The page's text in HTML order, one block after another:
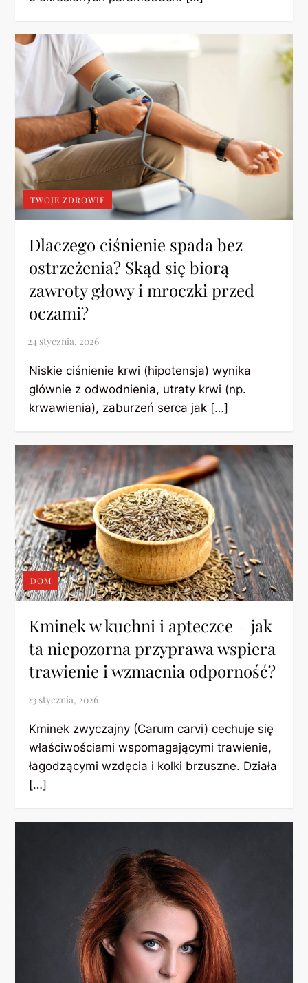
TWOJE ZDROWIE
Dlaczego ciśnienie spada bez
ostrzeżenia? Skąd się biorą
zawroty głowy i mroczki przed
oczami?
Niskie ciśnienie krwi (hipotensja) wynika
głównie z odwodnienia, utraty krwi (np.
krwawienia), zaburzeń serca jak […]
DOM
Kminek w kuchni i apteczce – jak
ta niepozorna przyprawa wspiera
trawienie i wzmacnia odporność?
Kminek zwyczajny (Carum carvi) cechuje się
właściwościami wspomagającymi trawienie,
łagodzącymi wzdęcia i kolki brzuszne. Działa
[…]